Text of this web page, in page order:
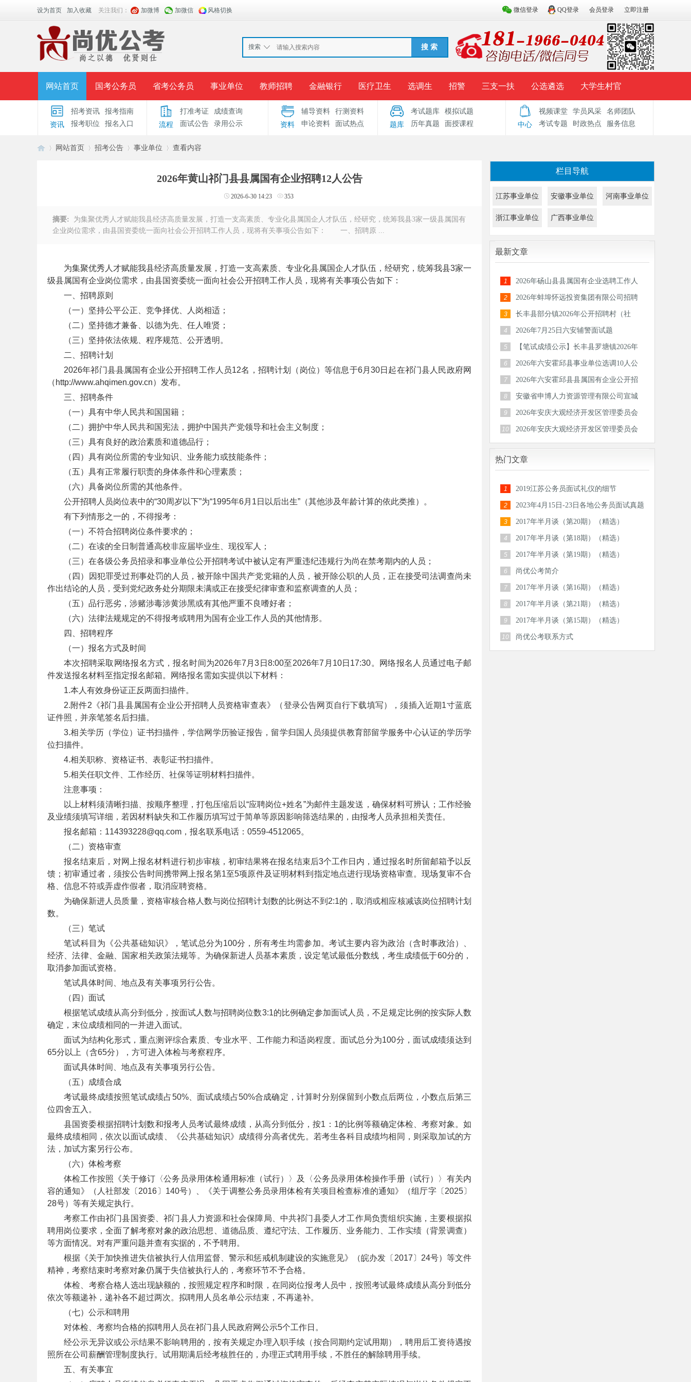
微信登录 QQ登录 会员登录 立即注册
设为首页 加入收藏 关注我们： 加微博 加微信 风格切换
搜索 搜 索
网站首页 国考公务员 省考公务员 事业单位 教师招聘 金融银行 医疗卫生 选调生 招警 三支一扶 公选遴选 大学生村官
面授课程 招考公告 面试公告 报考指导 准考证打印 成绩查询 录用公示 考试题库 辅导资料 历年真题 模拟试题
时政热点 视频课堂 名师团队 学员风采
资讯
招考资讯
报考指南
报考职位
报名入口 流程
打准考证
成绩查询
面试公告
录用公示 资料
辅导资料
行测资料
申论资料
面试热点 题库
考试题库
模拟试题
历年真题
面授课程 中心
视频课堂 学员风采
名师团队
考试专题
时政热点 服务信息
网站首页 招考公告 事业单位 查看内容
2026年黄山祁门县县属国有企业招聘12人公告
2026-6-30 14:23 353
摘要: 为集聚优秀人才赋能我县经济高质量发展，打造一支高素质、专业化县属国企人才队伍，经研究，统筹我县3家一级县属国有
企业岗位需求，由县国资委统一面向社会公开招聘工作人员，现将有关事项公告如下： 一、招聘原 ...
为集聚优秀人才赋能我县经济高质量发展，打造一支高素质、专业化县属国企人才队伍，经研究，统筹我县3家一
级县属国有企业岗位需求，由县国资委统一面向社会公开招聘工作人员，现将有关事项公告如下：
一、招聘原则
（一）坚持公平公正、竞争择优、人岗相适；
（二）坚持德才兼备、以德为先、任人唯贤；
（三）坚持依法依规、程序规范、公开透明。
二、招聘计划
2026年祁门县县属国有企业公开招聘工作人员12名，招聘计划（岗位）等信息于6月30日起在祁门县人民政府网
（http://www.ahqimen.gov.cn）发布。
三、招聘条件
（一）具有中华人民共和国国籍；
（二）拥护中华人民共和国宪法，拥护中国共产党领导和社会主义制度；
（三）具有良好的政治素质和道德品行；
（四）具有岗位所需的专业知识、业务能力或技能条件；
（五）具有正常履行职责的身体条件和心理素质；
（六）具备岗位所需的其他条件。
公开招聘人员岗位表中的“30周岁以下”为“1995年6月1日以后出生”（其他涉及年龄计算的依此类推）。
有下列情形之一的，不得报考：
（一）不符合招聘岗位条件要求的；
（二）在读的全日制普通高校非应届毕业生、现役军人；
（三）在各级公务员招录和事业单位公开招聘考试中被认定有严重违纪违规行为尚在禁考期内的人员；
（四）因犯罪受过刑事处罚的人员，被开除中国共产党党籍的人员，被开除公职的人员，正在接受司法调查尚未
作出结论的人员，受到党纪政务处分期限未满或正在接受纪律审查和监察调查的人员；
（五）品行恶劣，涉赌涉毒涉黄涉黑或有其他严重不良嗜好者；
（六）法律法规规定的不得报考或聘用为国有企业工作人员的其他情形。
四、招聘程序
（一）报名方式及时间
本次招聘采取网络报名方式，报名时间为2026年7月3日8:00至2026年7月10日17:30。网络报名人员通过电子邮
件发送报名材料至指定报名邮箱。网络报名需如实提供以下材料：
1.本人有效身份证正反两面扫描件。
2.附件2《祁门县县属国有企业公开招聘人员资格审查表》（登录公告网页自行下载填写），须插入近期1寸蓝底
证件照，并亲笔签名后扫描。
3.相关学历（学位）证书扫描件，学信网学历验证报告，留学归国人员须提供教育部留学服务中心认证的学历学
位扫描件。
4.相关职称、资格证书、表彰证书扫描件。
5.相关任职文件、工作经历、社保等证明材料扫描件。
注意事项：
以上材料须清晰扫描、按顺序整理，打包压缩后以“应聘岗位+姓名”为邮件主题发送，确保材料可辨认；工作经验
及业绩须填写详细，若因材料缺失和工作履历填写过于简单等原因影响筛选结果的，由报考人员承担相关责任。
报名邮箱：114393228@qq.com，报名联系电话：0559-4512065。
（二）资格审查
报名结束后，对网上报名材料进行初步审核，初审结果将在报名结束后3个工作日内，通过报名时所留邮箱予以反
馈；初审通过者，须按公告时间携带网上报名第1至5项原件及证明材料到指定地点进行现场资格审查。现场复审不合
格、信息不符或弄虚作假者，取消应聘资格。
为确保新进人员质量，资格审核合格人数与岗位招聘计划数的比例达不到2:1的，取消或相应核减该岗位招聘计划
数。
（三）笔试
笔试科目为《公共基础知识》，笔试总分为100分，所有考生均需参加。考试主要内容为政治（含时事政治）、
经济、法律、金融、国家相关政策法规等。为确保新进人员基本素质，设定笔试最低分数线，考生成绩低于60分的，
取消参加面试资格。
笔试具体时间、地点及有关事项另行公告。
（四）面试
根据笔试成绩从高分到低分，按面试人数与招聘岗位数3:1的比例确定参加面试人员，不足规定比例的按实际人数
确定，末位成绩相同的一并进入面试。
面试为结构化形式，重点测评综合素质、专业水平、工作能力和适岗程度。面试总分为100分，面试成绩须达到
65分以上（含65分），方可进入体检与考察程序。
面试具体时间、地点及有关事项另行公告。
（五）成绩合成
考试最终成绩按照笔试成绩占50%、面试成绩占50%合成确定，计算时分别保留到小数点后两位，小数点后第三
位四舍五入。
县国资委根据招聘计划数和报考人员考试最终成绩，从高分到低分，按1：1的比例等额确定体检、考察对象。如
最终成绩相同，依次以面试成绩、《公共基础知识》成绩得分高者优先。若考生各科目成绩均相同，则采取加试的方
法，加试方案另行公布。
（六）体检考察
体检工作按照《关于修订〈公务员录用体检通用标准（试行）〉及〈公务员录用体检操作手册（试行）〉有关内
容的通知》（人社部发〔2016〕140号）、《关于调整公务员录用体检有关项目检查标准的通知》（组厅字〔2025〕
28号）等有关规定执行。
考察工作由祁门县国资委、祁门县人力资源和社会保障局、中共祁门县委人才工作局负责组织实施，主要根据拟
聘用岗位要求，全面了解考察对象的政治思想、道德品质、遵纪守法、工作履历、业务能力、工作实绩（背景调查）
等方面情况。对有严重问题并查有实据的，不予聘用。
根据《关于加快推进失信被执行人信用监督、警示和惩戒机制建设的实施意见》（皖办发〔2017〕24号）等文件
精神，考察结束时考察对象仍属于失信被执行人的，考察环节不予合格。
体检、考察合格人选出现缺额的，按照规定程序和时限，在同岗位报考人员中，按照考试最终成绩从高分到低分
依次等额递补，递补各不超过两次。拟聘用人员名单公示结束，不再递补。
（七）公示和聘用
对体检、考察均合格的拟聘用人员在祁门县人民政府网公示5个工作日。
经公示无异议或公示结果不影响聘用的，按有关规定办理入职手续（按合同期约定试用期），聘用后工资待遇按
照所在公司薪酬管理制度执行。试用期满后经考核胜任的，办理正式聘用手续，不胜任的解除聘用手续。
五、有关事宜
栏目导航
江苏事业单位 安徽事业单位 河南事业单位
浙江事业单位 广西事业单位
最新文章
1
2026年砀山县县属国有企业选聘工作人
员公告
2
2026年蚌埠怀远投资集团有限公司招聘
30人公
3
长丰县部分镇2026年公开招聘村（社
区）后备
4 2026年7月25日六安辅警面试题
5
【笔试成绩公示】长丰县罗塘镇2026年
公开招
6
2026年六安霍邱县事业单位选调10人公
告
7
2026年六安霍邱县县属国有企业公开招
聘工作
8
安徽省申博人力资源管理有限公司宣城
分公司
9
2026年安庆大观经济开发区管理委员会
公开招
10
2026年安庆大观经济开发区管理委员会
公开招
热门文章
1 2019江苏公务员面试礼仪的细节
2
2023年4月15日-23日各地公务员面试真题
汇总
3 2017年半月谈（第20期）（精选）
4 2017年半月谈（第18期）（精选）
5 2017年半月谈（第19期）（精选）
6 尚优公考简介
7 2017年半月谈（第16期）（精选）
8 2017年半月谈（第21期）（精选）
9 2017年半月谈（第15期）（精选）
10 尚优公考联系方式